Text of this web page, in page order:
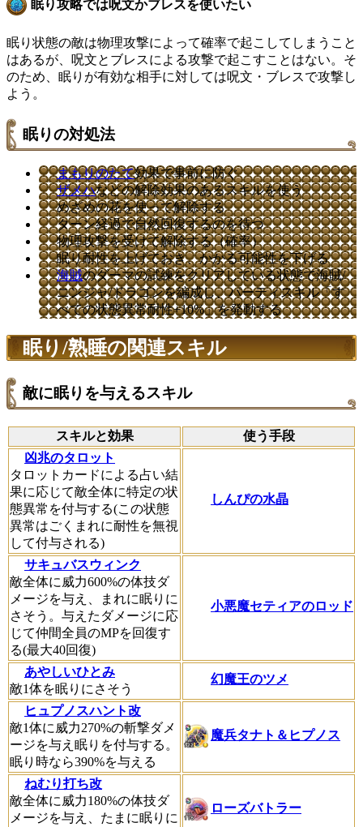
眠り攻略では呪文かブレスを使いたい
眠り状態の敵は物理攻撃によって確率で起こしてしまうこと
はあるが、呪文とブレスによる攻撃で起こすことはない。そ
のため、眠りが有効な相手に対しては呪文・ブレスで攻撃し
よう。
眠りの対処法
まもりのたて効果で事前に防ぐ
ザメハなどの解除効果のあるスキルを使う
めざめの花を使って解除する
ターン経過で自然回復するのを待つ
物理攻撃を受けて解除する（確率）
眠り耐性を上げておき、かかる可能性を下げる
海賊のダーマの試練をクリアしている状態で海賊/
ニンジャ/ドラゴンを編成し、パーティスキル「す
べての状態異常耐性+10%」を発動する
眠り/熟睡の関連スキル
敵に眠りを与えるスキル
スキルと効果
使う手段
凶兆のタロット
タロットカードによる占い結
果に応じて敵全体に特定の状
態異常を付与する(この状態
異常はごくまれに耐性を無視
して付与される)
しんぴの水晶
サキュバスウィンク
敵全体に威力600%の体技ダ
メージを与え、まれに眠りに
さそう。与えたダメージに応
じて仲間全員のMPを回復す
る(最大40回復)
小悪魔セティアのロッド
あやしいひとみ
敵1体を眠りにさそう
幻魔王のツメ
ヒュプノスハント改
敵1体に威力270%の斬撃ダメ
ージを与え眠りを付与する。
眠り時なら390%を与える
魔兵タナト＆ヒプノス
ねむり打ち改
敵全体に威力180%の体技ダ
メージを与え、たまに眠りに
ローズバトラー